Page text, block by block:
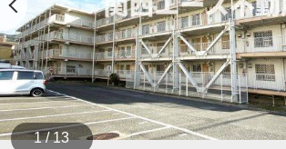
1 / 13